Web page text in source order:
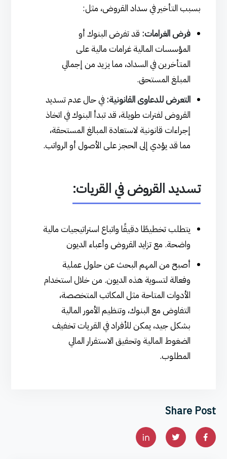
بسبب التأخير في سداد القروض، مثل:
فرض الغرامات: قد تفرض البنوك أو
المؤسسات المالية غرامات مالية على
المتأخرين في السداد، مما يزيد من إجمالي
المبلغ المستحق.
التعرض للدعاوى القانونية: في حال عدم تسديد
القروض لفترات طويلة، قد تبدأ البنوك في اتخاذ
إجراءات قانونية لاستعادة المبالغ المستحقة،
مما قد يؤدي إلى الحجز على الأصول أو الرواتب.
تسديد القروض في القريات:
يتطلب تخطيطًا دقيقًا واتباع استراتيجيات مالية
واضحة. مع تزايد القروض وأعباء الديون
أصبح من المهم البحث عن حلول عملية
وفعالة لتسوية هذه الديون. من خلال استخدام
الأدوات المتاحة مثل المكاتب المتخصصة،
التفاوض مع البنوك، وتنظيم الأمور المالية
بشكل جيد، يمكن للأفراد في القريات تخفيف
الضغوط المالية وتحقيق الاستقرار المالي
المطلوب.
Share Post